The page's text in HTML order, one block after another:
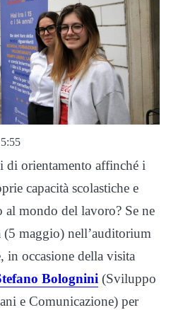
di orientamento affinché i
capacità scolastiche e
mondo del lavoro? Se ne
(5 maggio) nell’auditorium
in occasione della visita
Bolognini (Sviluppo
e Comunicazione) per